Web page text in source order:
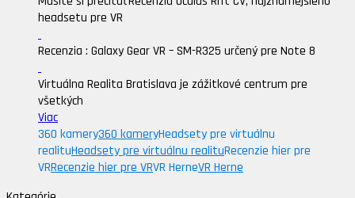
headsetu pre VR
Recenzia : Galaxy Gear VR – SM-R325 určený pre Note 8
Virtuálna Realita Bratislava je zážitkové centrum pre
všetkých
Viac
360 kamery360 kameryHeadsety pre virtuálnu
realituHeadsety pre virtuálnu realituRecenzie hier pre
VRRecenzie hier pre VRVR HerneVR Herne